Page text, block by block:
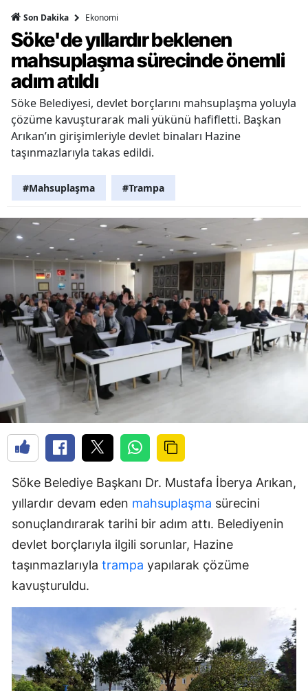
Son Dakika Ekonomi
Söke'de yıllardır beklenen
mahsuplaşma sürecinde önemli
adım atıldı
Söke Belediyesi, devlet borçlarını mahsuplaşma yoluyla
çözüme kavuşturarak mali yükünü hafifletti. Başkan
Arıkan’ın girişimleriyle devlet binaları Hazine
taşınmazlarıyla takas edildi.
#Mahsuplaşma #Trampa
Söke Belediye Başkanı Dr. Mustafa İberya Arıkan,
yıllardır devam eden mahsuplaşma sürecini
sonuçlandırarak tarihi bir adım attı. Belediyenin
devlet borçlarıyla ilgili sorunlar, Hazine
taşınmazlarıyla trampa yapılarak çözüme
kavuşturuldu.